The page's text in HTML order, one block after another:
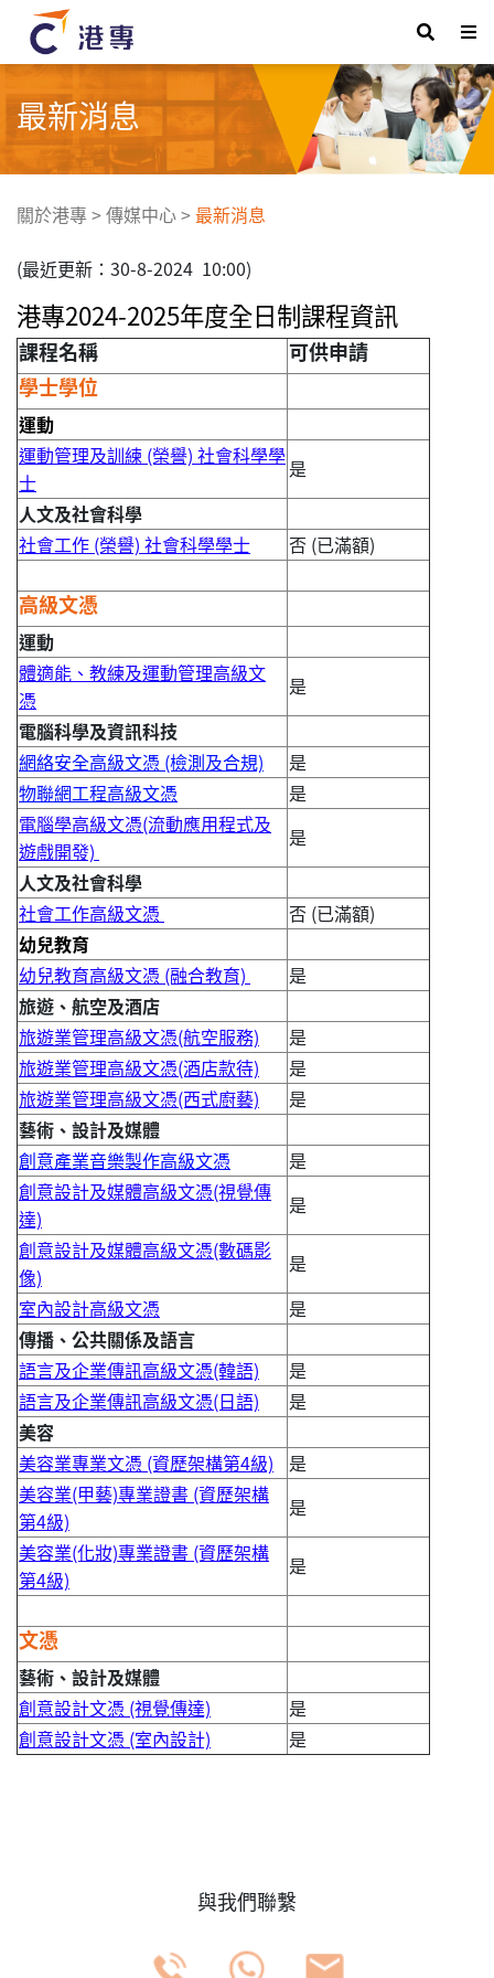
最新消息
關於港專>傳媒中心> 最新消息
(最近更新：30-8-2024 10:00)
港專2024-2025年度全日制課程資訊
課程名稱
可供申請
學士學位
運動
運動管理及訓練 (榮譽) 社會科學學
士
是
人文及社會科學
社會工作 (榮譽) 社會科學學士
否 (已滿額)
高級文憑
運動
體適能、教練及運動管理高級文
憑
是
電腦科學及資訊科技
網絡安全高級文憑 (檢測及合規)
是
物聯網工程高級文憑
是
電腦學高級文憑(流動應用程式及
遊戲開發)
是
人文及社會科學
社會工作高級文憑
否 (已滿額)
幼兒教育
幼兒教育高級文憑 (融合教育)
是
旅遊、航空及酒店
旅遊業管理高級文憑(航空服務)
是
旅遊業管理高級文憑(酒店款待)
是
旅遊業管理高級文憑(西式廚藝)
是
藝術、設計及媒體
創意產業音樂製作高級文憑
是
創意設計及媒體高級文憑(視覺傳
達)
是
創意設計及媒體高級文憑(數碼影
像)
是
室內設計高級文憑
是
傳播、公共關係及語言
語言及企業傳訊高級文憑(韓語)
是
語言及企業傳訊高級文憑(日語)
是
美容
美容業專業文憑 (資歷架構第4級)
是
美容業(甲藝)專業證書 (資歷架構
第4級)
是
美容業(化妝)專業證書 (資歷架構
第4級)
是
文憑
藝術、設計及媒體
創意設計文憑 (視覺傳達)
是
創意設計文憑 (室內設計)
是
與我們聯繫